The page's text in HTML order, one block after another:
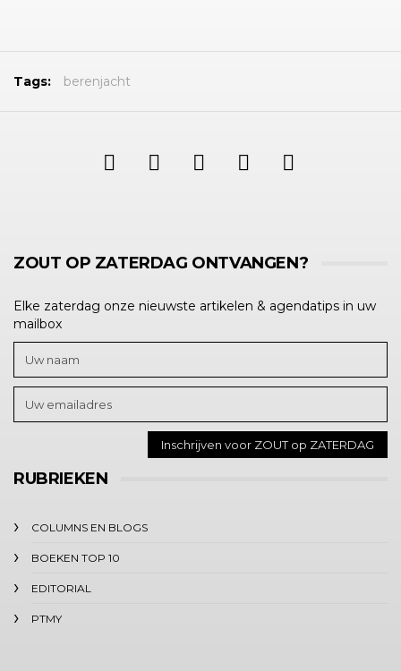
Tags: berenjacht
ZOUT OP ZATERDAG ONTVANGEN?
Elke zaterdag onze nieuwste artikelen & agendatips in uw
mailbox
RUBRIEKEN
COLUMNS EN BLOGS
BOEKEN TOP 10
EDITORIAL
PTMY